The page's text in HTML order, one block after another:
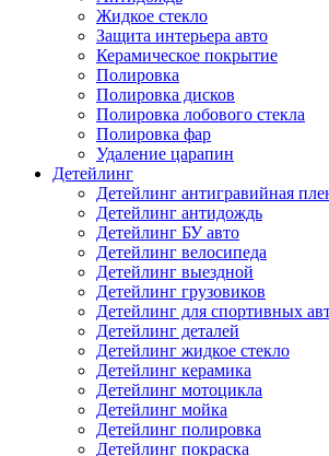
Жидкое стекло
Защита интерьера авто
Керамическое покрытие
Полировка
Полировка дисков
Полировка лобового стекла
Полировка фар
Удаление царапин
Детейлинг
Детейлинг антигравийная
Детейлинг антидождь
Детейлинг БУ авто
Детейлинг велосипеда
Детейлинг выездной
Детейлинг грузовиков
Детейлинг для спортивных
Детейлинг деталей
Детейлинг жидкое стекло
Детейлинг керамика
Детейлинг мотоцикла
Детейлинг мойка
Детейлинг полировка
Детейлинг покраска